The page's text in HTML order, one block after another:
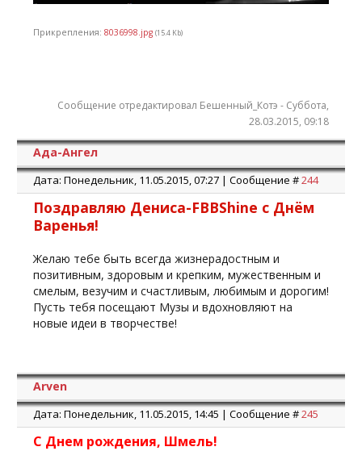
Прикрепления: 8036998.jpg (15.4 Kb)
Сообщение отредактировал Бешенный_Котэ - Суббота,
28.03.2015, 09:18
Ада-Ангел
Дата: Понедельник, 11.05.2015, 07:27 | Сообщение #244
Поздравляю Дениса-FBBShine с Днём
Варенья!
Желаю тебе быть всегда жизнерадостным и
позитивным, здоровым и крепким, мужественным и
смелым, везучим и счастливым, любимым и дорогим!
Пусть тебя посещают Музы и вдохновляют на
новые идеи в творчестве!
Arven
Дата: Понедельник, 11.05.2015, 14:45 | Сообщение #245
С Днем рождения, Шмель!